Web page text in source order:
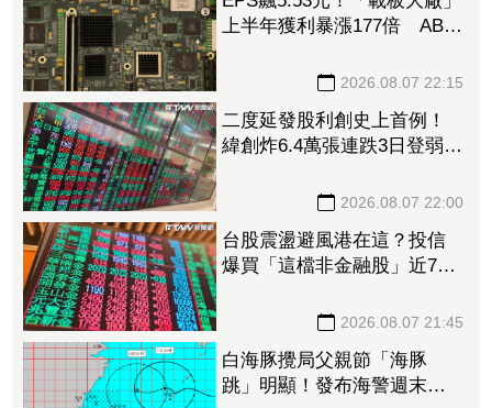
上半年獲利暴漲177倍 ABF
2026.08.07 22:15
二度延發股利創史上首例！
緯創炸6.4萬張連跌3日登弱勢
2026.08.07 22:00
台股震盪避風港在這？投信
爆買「這檔非金融股」近7千
2026.08.07 21:45
白海豚攪局父親節「海豚
跳」明顯！發布海警週末影